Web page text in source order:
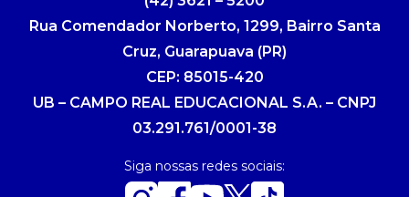
Rua Comendador Norberto, 1299, Bairro Santa
Cruz, Guarapuava (PR)
CEP: 85015-420
UB – CAMPO REAL EDUCACIONAL S.A. – CNPJ
03.291.761/0001-38
Siga nossas redes sociais: